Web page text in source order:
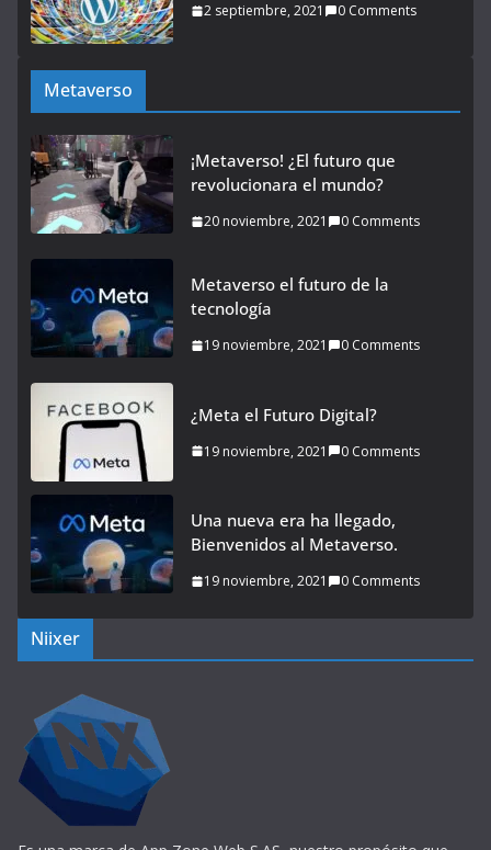
2 septiembre, 2021 0 Comments
Metaverso
¡Metaverso! ¿El futuro que
revolucionara el mundo?
20 noviembre, 2021 0 Comments
Metaverso el futuro de la
tecnología
19 noviembre, 2021 0 Comments
¿Meta el Futuro Digital?
19 noviembre, 2021 0 Comments
Una nueva era ha llegado,
Bienvenidos al Metaverso.
19 noviembre, 2021 0 Comments
Niixer